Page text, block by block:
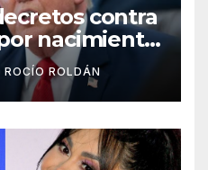
contra
nacimiento
maternidad’
ROCÍO ROLDÁN